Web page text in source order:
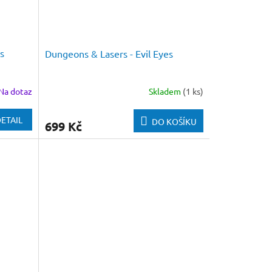
dotaz
Dungeons & Lasers - Evil Eyes
Skladem (1 ks)
699 Kč DO KOŠÍKU